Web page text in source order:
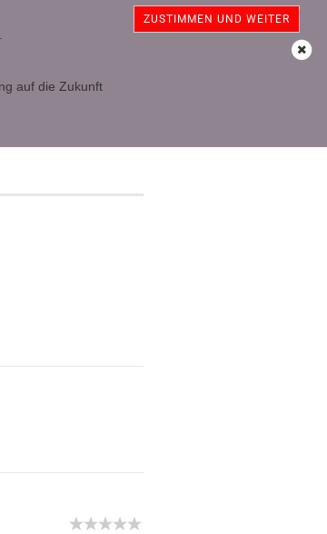
auf die Zukunft
ZUSTIMMEN UND WEITER